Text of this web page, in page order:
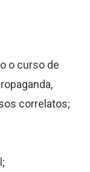
o curso de
correlatos;